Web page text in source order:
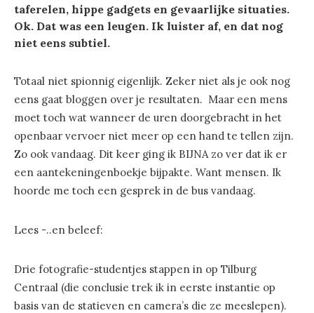
taferelen, hippe gadgets en gevaarlijke situaties.
Ok. Dat was een leugen. Ik luister af, en dat nog
niet eens subtiel.
Totaal niet spionnig eigenlijk. Zeker niet als je ook nog
eens gaat bloggen over je resultaten. Maar een mens
moet toch wat wanneer de uren doorgebracht in het
openbaar vervoer niet meer op een hand te tellen zijn.
Zo ook vandaag. Dit keer ging ik BIJNA zo ver dat ik er
een aantekeningenboekje bijpakte. Want mensen. Ik
hoorde me toch een gesprek in de bus vandaag.
Lees -..en beleef:
Drie fotografie-studentjes stappen in op Tilburg
Centraal (die conclusie trek ik in eerste instantie op
basis van de statieven en camera’s die ze meeslepen).